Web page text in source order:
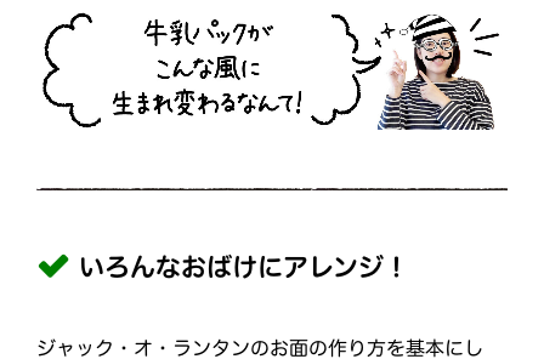
いろんなおばけにアレンジ！
ジャック・オ・ランタンのお面の作り方を基本にし